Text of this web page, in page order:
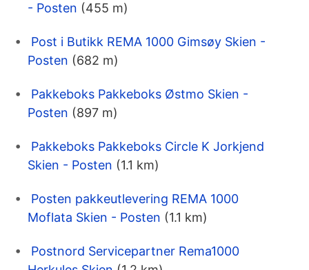
- Posten (455 m)
Post i Butikk REMA 1000 Gimsøy Skien -
Posten (682 m)
Pakkeboks Pakkeboks Østmo Skien -
Posten (897 m)
Pakkeboks Pakkeboks Circle K Jorkjend
Skien - Posten (1.1 km)
Posten pakkeutlevering REMA 1000
Moflata Skien - Posten (1.1 km)
Postnord Servicepartner Rema1000